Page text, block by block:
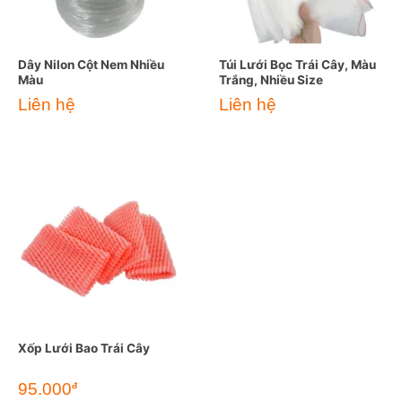
Dây Nilon Cột Nem Nhiều
Màu
Liên hệ
Túi Lưới Bọc Trái Cây, Màu
Trắng, Nhiều Size
Liên hệ
Xốp Lưới Bao Trái Cây
95.000đ